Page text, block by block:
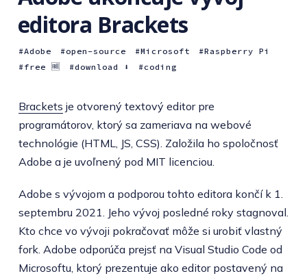
editora Brackets
Adobe open-source Microsoft
Raspberry Pi
free 🆓
download ⬇️ coding
Brackets je otvorený textový editor pre
programátorov, ktorý sa zameriava na webové
technológie (HTML, JS, CSS). Založila ho spoločnosť
Adobe a je uvoľnený pod MIT licenciou.
Adobe s vývojom a podporou tohto editora končí k 1.
septembru 2021. Jeho vývoj posledné roky stagnoval.
Kto chce vo vývoji pokračovať môže si urobiť vlastný
fork. Adobe odporúča prejsť na Visual Studio Code od
Microsoftu, ktorý prezentuje ako editor postavený na